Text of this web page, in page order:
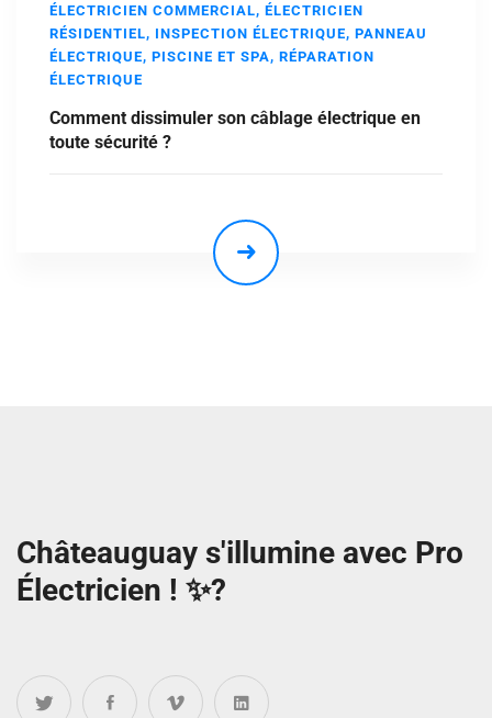
ÉLECTRICIEN COMMERCIAL, ÉLECTRICIEN
RÉSIDENTIEL, INSPECTION ÉLECTRIQUE, PANNEAU
ÉLECTRIQUE, PISCINE ET SPA, RÉPARATION
ÉLECTRIQUE
Comment dissimuler son câblage électrique en
toute sécurité ?
Châteauguay s'illumine avec Pro
Électricien ! ✨?